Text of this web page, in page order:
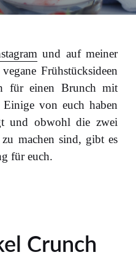
und auf meiner
Frühstücksideen
für einen Brunch mit
Einige von euch haben
und obwohl die zwei
machen sind, gibt es
für euch.
Crunch